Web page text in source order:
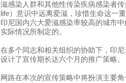
滋感染人群和其他性传染疾病感染者
life）意识中远离爱滋，珍惜生命这一
印尼国内六大爱滋感染率较高的城市
实际情况所制定的。
在多个同志和相关组织的协助下，印
设计了宣传期长达六个月的推广策略。
网路在本次的宣传策略中将扮演主要